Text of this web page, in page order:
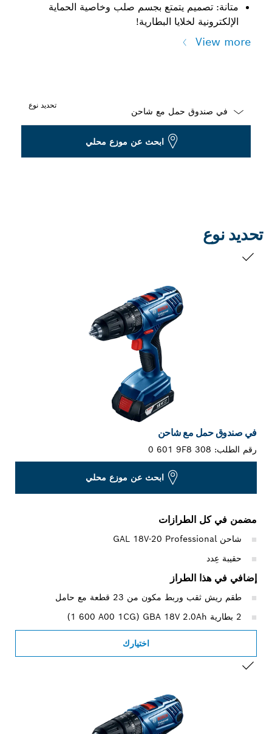
متانة: تصميم يتمتع بجسم صلب وخاصية الحماية
الإلكترونية لخلايا البطارية!
View more
تحديد نوع
ابحث عن موزع محلي
تحديد نوع
في صندوق حمل مع شاحن
رقم الطلب:0 601 9F8 308
ابحث عن موزع محلي
مضمن في كل الطرازات
شاحن GAL 18V-20 Professional
حقيبة عِدد
إضافي في هذا الطراز
طقم ريش ثقب وربط مكون من 23 قطعة مع حامل
اختيارك